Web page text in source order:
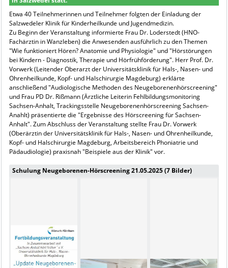
Etwa 40 Teilnehmerinnen und Teilnehmer folgten der Einladung der
Salzwedeler Klinik für Kinderheilkunde und Jugendmedizin.
Zu Beginn der Veranstaltung informierte Frau Dr. Loderstedt (HNO-
Fachärztin in Wanzleben) die Anwesenden ausführlich zu den Themen
"Wie funktioniert Hören? Anatomie und Physiologie" und "Hörstörungen
bei Kindern - Diagnostik, Therapie und Hörfrühförderung". Herr Prof. Dr.
Vorwerk (Leitender Oberarzt der Universitätsklinik für Hals-, Nasen- und
Ohrenheilkunde, Kopf- und Halschirurgie Magdeburg) erklärte
anschließend "Audiologische Methoden des Neugeborenenhörscreening"
und Frau PD Dr. Rißmann (Ärztliche Leiterin Fehlbildungsmonitoring
Sachsen-Anhalt, Trackingsstelle Neugeborenenhörscreening Sachsen-
Anahlt) präsentierte die "Ergebnisse des Hörscreening für Sachsen-
Anhalt". Zum Abschluss der Veranstaltung stellte Frau Dr. Vorwerk
(Oberärztin der Universitätsklinik für Hals-, Nasen- und Ohrenheilkunde,
Kopf- und Halschirurgie Magdeburg, Arbeitsbereich Phoniatrie und
Pädaudiologie) praxisnah "Beispiele aus der Klinik" vor.
Schulung Neugeborenen-Hörscreening 21.05.2025 (7 Bilder)